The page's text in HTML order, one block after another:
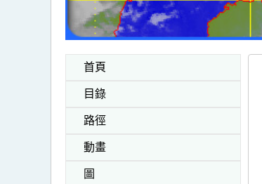
首頁
目錄
路徑
動畫
圖